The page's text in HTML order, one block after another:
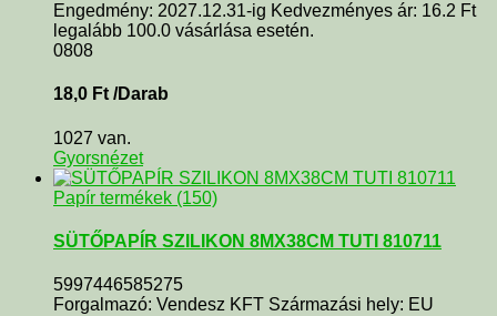
Engedmény: 2027.12.31-ig Kedvezményes ár: 16.2 Ft
legalább 100.0 vásárlása esetén.
0808
18,0 Ft /Darab
1027 van.
Gyorsnézet
Papír termékek (150)
SÜTŐPAPÍR SZILIKON 8MX38CM TUTI 810711
5997446585275
Forgalmazó: Vendesz KFT Származási hely: EU